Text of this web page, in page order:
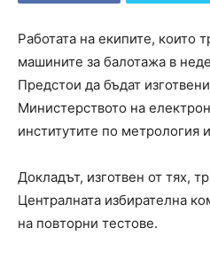
Работата на екипите, които
машините за балотажа в
Предстои да бъдат
Министерството на
институтите по метрология
Докладът, изготвен от тях,
Централната избирателна
на повторни тестове.